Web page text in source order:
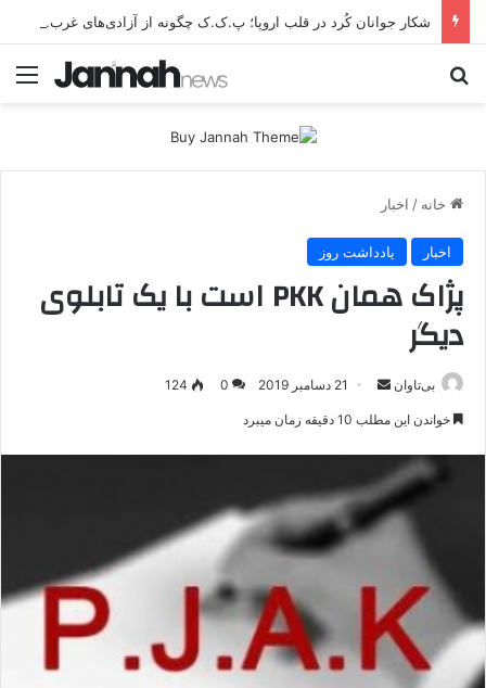
شکار جوانان کُرد در قلب اروپا؛ پ.ک.ک چگونه از آزادی‌های غرب برای تأمین نیروی انسانی سوءاستفاده می‌کند؟
خانه / اخبار
اخبار یادداشت روز
پژاک همان PKK است با یک تابلوی
دیگر
بی‌تاوان
ر
ل
ا
ی
ل
21 دسامبر 2019 0
124
خواندن این مطلب 10 دقیقه زمان میبرد